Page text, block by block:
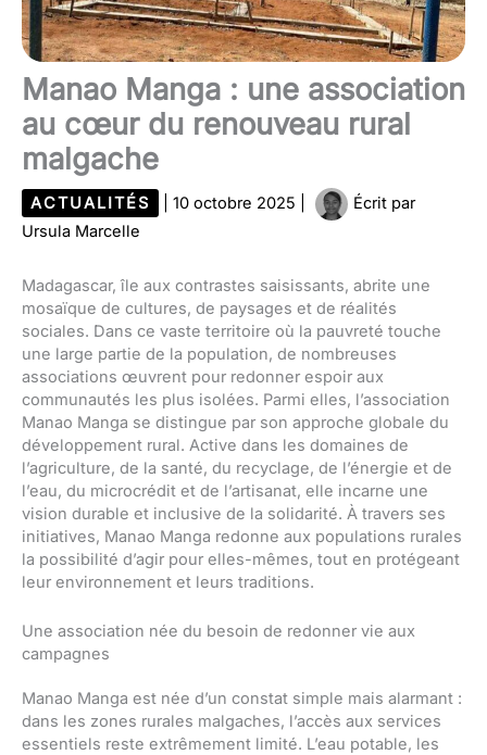
Manao Manga : une association
au cœur du renouveau rural
malgache
ACTUALITÉS 10 octobre 2025
Écrit par
Ursula Marcelle
Madagascar, île aux contrastes saisissants, abrite une
mosaïque de cultures, de paysages et de réalités
sociales. Dans ce vaste territoire où la pauvreté touche
une large partie de la population, de nombreuses
associations œuvrent pour redonner espoir aux
communautés les plus isolées. Parmi elles, l’association
Manao Manga se distingue par son approche globale du
développement rural. Active dans les domaines de
l’agriculture, de la santé, du recyclage, de l’énergie et de
l’eau, du microcrédit et de l’artisanat, elle incarne une
vision durable et inclusive de la solidarité. À travers ses
initiatives, Manao Manga redonne aux populations rurales
la possibilité d’agir pour elles-mêmes, tout en protégeant
leur environnement et leurs traditions.
Une association née du besoin de redonner vie aux
campagnes
Manao Manga est née d’un constat simple mais alarmant :
dans les zones rurales malgaches, l’accès aux services
essentiels reste extrêmement limité. L’eau potable, les